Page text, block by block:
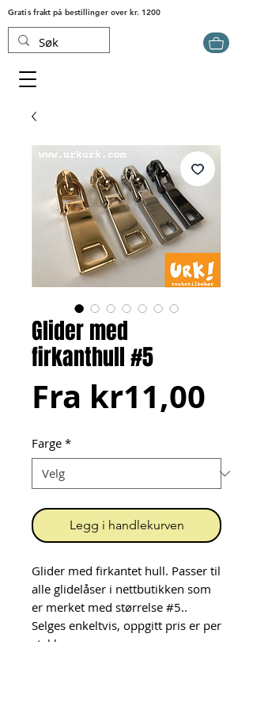
Gratis frakt på bestillinger over kr. 1200
Glider med
firkanthull #5
Fra kr11,00
Farge *
Legg i handlekurven
Glider med firkantet hull. Passer til
alle glidelåser i nettbutikken som
er merket med størrelse #5..
Selges enkeltvis, oppgitt pris er per
stykk.